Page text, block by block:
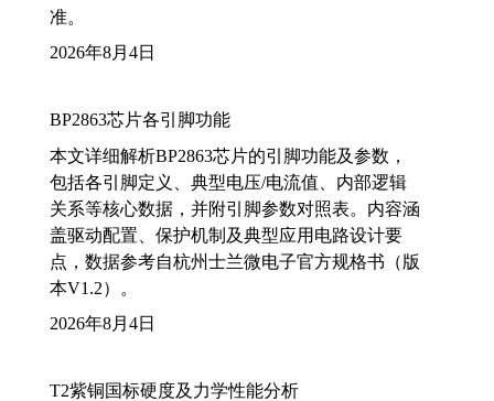
准。
2026年8月4日
BP2863芯片各引脚功能
本文详细解析BP2863芯片的引脚功能及参数，
包括各引脚定义、典型电压/电流值、内部逻辑
关系等核心数据，并附引脚参数对照表。内容涵
盖驱动配置、保护机制及典型应用电路设计要
点，数据参考自杭州士兰微电子官方规格书（版
本V1.2）。
2026年8月4日
T2紫铜国标硬度及力学性能分析